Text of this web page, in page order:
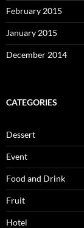
February 2015
January 2015
December 2014
CATEGORIES
Dessert
Event
Food and Drink
Fruit
Hotel